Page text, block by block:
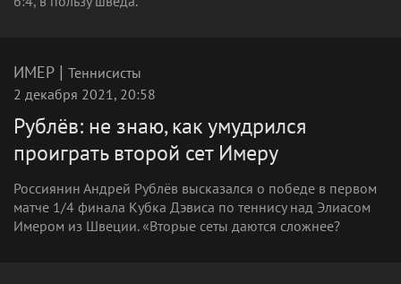
ИМЕР | Теннисисты
2 декабря 2021, 20:58
Рублёв: не знаю, как умудрился
проиграть второй сет Имеру
Россиянин Андрей Рублёв высказался о победе в первом
матче 1/4 финала Кубка Дэвиса по теннису над Элиасом
Имером из Швеции. «Вторые сеты даются сложнее?